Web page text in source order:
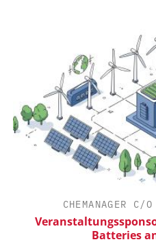
CHEMANAGER C/
Batteries